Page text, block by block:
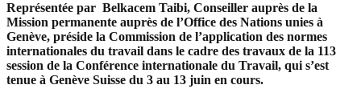
Représentée par Belkacem Taibi, Conseiller auprès de la
Mission permanente auprès de l’Office des Nations unies à
Genève, préside la Commission de l’application des normes
internationales du travail dans le cadre des travaux de la 113
session de la Conférence internationale du Travail, qui s’est
tenue à Genève Suisse du 3 au 13 juin en cours.